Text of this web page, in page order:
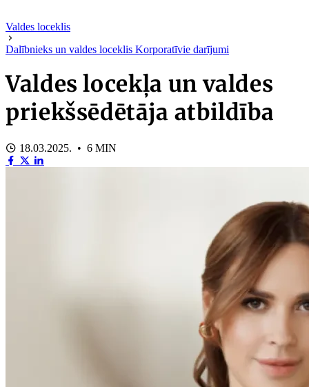
Valdes loceklis
Dalībnieks un valdes loceklis Korporatīvie darījumi
Valdes locekļa un valdes
priekšsēdētāja atbildība
18.03.2025. • 6 MIN